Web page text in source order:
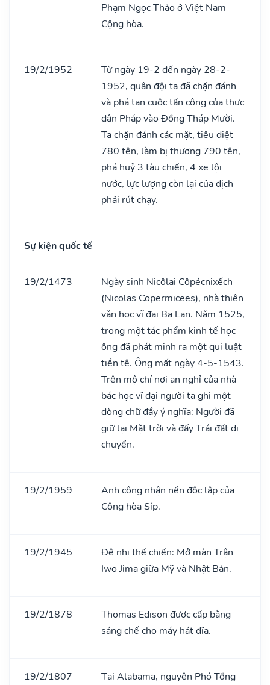
Phạm Ngọc Thảo ở Việt Nam
Cộng hòa.
19/2/1952
Từ ngày 19-2 đến ngày 28-2-
1952, quân đội ta đã chặn đánh
và phá tan cuộc tấn công của thực
dân Pháp vào Đồng Tháp Mười.
Ta chặn đánh các mặt, tiêu diệt
780 tên, làm bị thương 790 tên,
phá huỷ 3 tàu chiến, 4 xe lội
nước, lực lượng còn lại của địch
phải rút chạy.
Sự kiện quốc tế
19/2/1473
Ngày sinh Nicôlai Côpécnixếch
(Nicolas Copermicees), nhà thiên
vǎn học vĩ đại Ba Lan. Nǎm 1525,
trong một tác phẩm kinh tế học
ông đã phát minh ra một qui luật
tiền tệ. Ông mất ngày 4-5-1543.
Trên mộ chí nơi an nghỉ của nhà
bác học vĩ đại người ta ghi một
dòng chữ đầy ý nghĩa: Người đã
giữ lại Mặt trời và đẩy Trái đất di
chuyển.
19/2/1959
Anh công nhận nền độc lập của
Cộng hòa Síp.
19/2/1945
Đệ nhị thế chiến: Mở màn Trận
Iwo Jima giữa Mỹ và Nhật Bản.
19/2/1878
Thomas Edison được cấp bằng
sáng chế cho máy hát đĩa.
19/2/1807
Tại Alabama, nguyên Phó Tổng